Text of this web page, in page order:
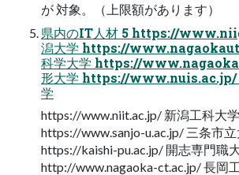
が 対象。（上限額があります）
県内のIT人材 5 https://
潟大学 https://
科学大学 https://
形大学 https://www.nuis.ac.jp/
学
https://www.niit.ac.jp/ 新潟工科大学
https://www.sanjo-u.ac.jp/ 三条市
https://kaishi-pu.ac.jp/ 開志専門職
http://www.nagaoka-ct.ac.jp/ 長岡